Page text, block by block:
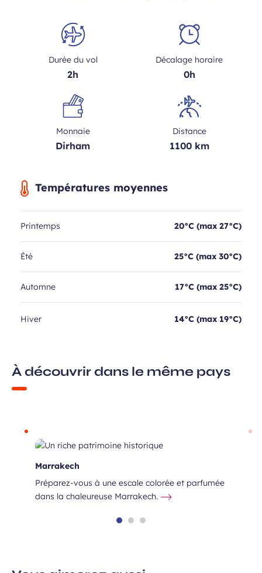
Durée du vol
2h
Décalage horaire
0h
Monnaie
Dirham
Distance
1100 km
Températures moyennes
Printemps 20°C (max 27°C)
Été 25°C (max 30°C)
Automne 17°C (max 25°C)
Hiver 14°C (max 19°C)
À découvrir dans le même pays
Marrakech
Préparez-vous à une escale colorée et parfumée
dans la chaleureuse Marrakech.